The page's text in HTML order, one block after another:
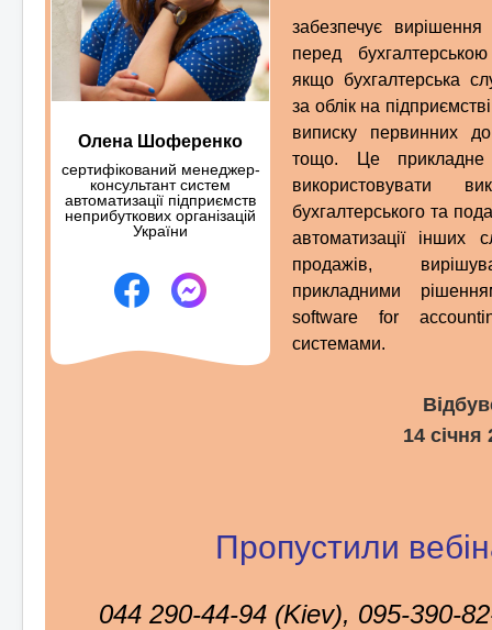
Олена Шоференко
сертифікований менеджер-
консультант систем
автоматизації підприємств
неприбуткових організацій
України
забезпечує
перед
якщо бухгалтерська
за облік на
виписку первинних
тощо. Це
використовувати
бухгалтерського та
автоматизації інших
продажів,
прикладними
software for
системами.
14 січня
Пропустили
044 290-44-94 (Kiev), 095-390-